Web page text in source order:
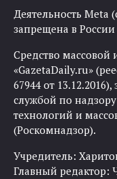
Деятельность Meta
запрещена в России
Средство массовой
«GazetaDaily.ru»
67944 от
службой по
технологий и
(Роскомнадзор).
Учредитель:
Главный редактор: